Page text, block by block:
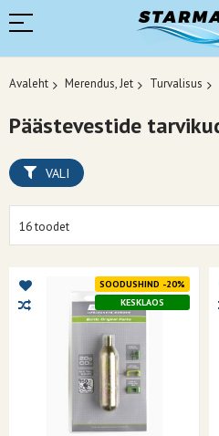
Avaleht Merendus, Jet Turvalisus
Päästevestide
16toodet
SOODUSHIND -20%
KESKLAOS
VALI